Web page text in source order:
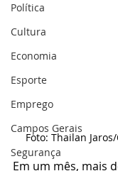
Política
Cultura
Economia
Esporte
Emprego
Campos Gerais
Segurança
Foto: Thailan
Em um mês, mais